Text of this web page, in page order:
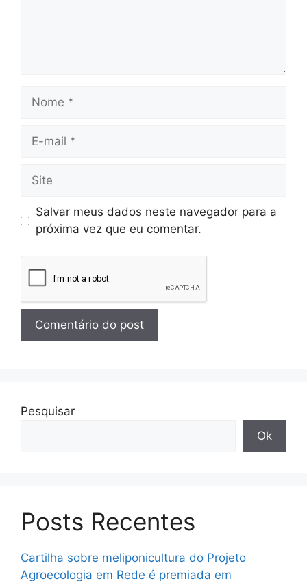
Salvar meus dados neste navegador para a
próxima vez que eu comentar.
Pesquisar
Ok
Posts Recentes
Cartilha sobre meliponicultura do Projeto
Agroecologia em Rede é premiada em